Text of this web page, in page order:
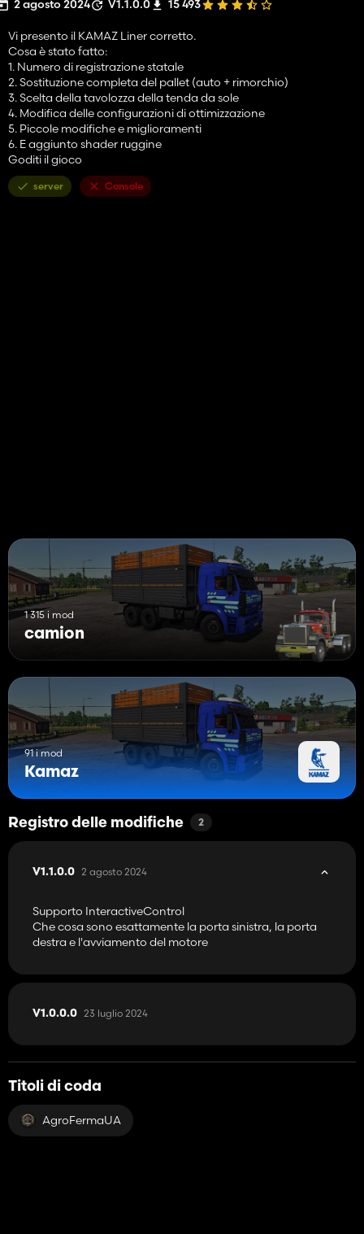
2 agosto 2024 V1.1.0.0 15 493
Vi presento il KAMAZ Liner corretto.
Cosa è stato fatto:
1. Numero di registrazione statale
2. Sostituzione completa del pallet (auto + rimorchio)
3. Scelta della tavolozza della tenda da sole
4. Modifica delle configurazioni di ottimizzazione
5. Piccole modifiche e miglioramenti
6. E aggiunto shader ruggine
Goditi il ​​gioco
server Console
1 315 i mod
camion
91 i mod
Kamaz
Registro delle modifiche 2
V1.1.0.0 2 agosto 2024
Supporto InteractiveControl
Che cosa sono esattamente la porta sinistra, la porta
destra e l'avviamento del motore
V1.0.0.0 23 luglio 2024
Titoli di coda
AgroFermaUA